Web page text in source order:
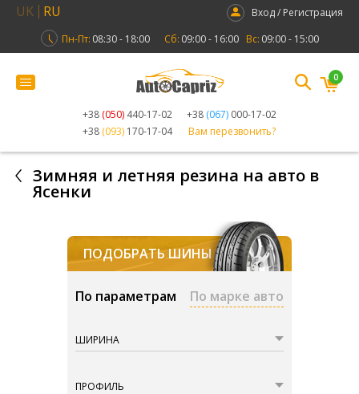
UK RU
Вход / Регистрация
Пн-Пт: 08:30 - 18:00 Сб: 09:00 - 16:00 Вс: 09:00 - 15:00
+38 (050) 440-17-02 +38 (067) 000-17-02
+38 (093) 170-17-04 Вам перезвонить?
0
Зимняя и летняя резина на авто в
Ясенки
ПОДОБРАТЬ ШИНЫ
По параметрам По марке авто
ШИРИНА
ПРОФИЛЬ